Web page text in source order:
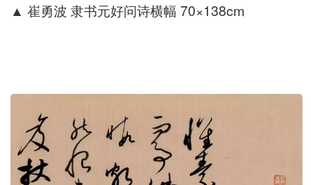
▲ 崔勇波 隶书元好问诗横幅 70×138cm